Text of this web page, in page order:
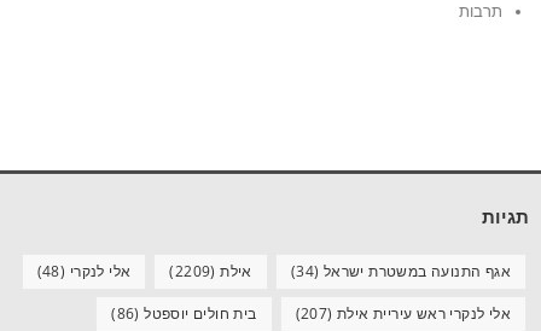
תרבות
תגיות
אגף התנועה במשטרת ישראל (34) אילת(2209) אלי לנקרי (48)
אלי לנקרי ראש עיריית אילת (207) בית חולים יוספטל(86)